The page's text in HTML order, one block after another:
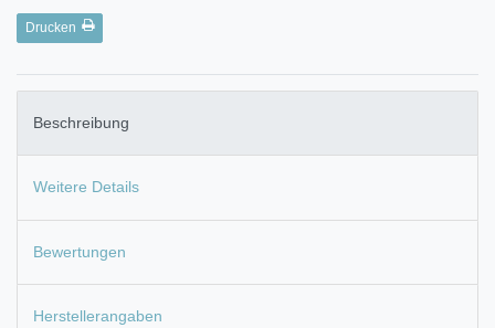
Drucken
Beschreibung
Weitere Details
Bewertungen
Herstellerangaben